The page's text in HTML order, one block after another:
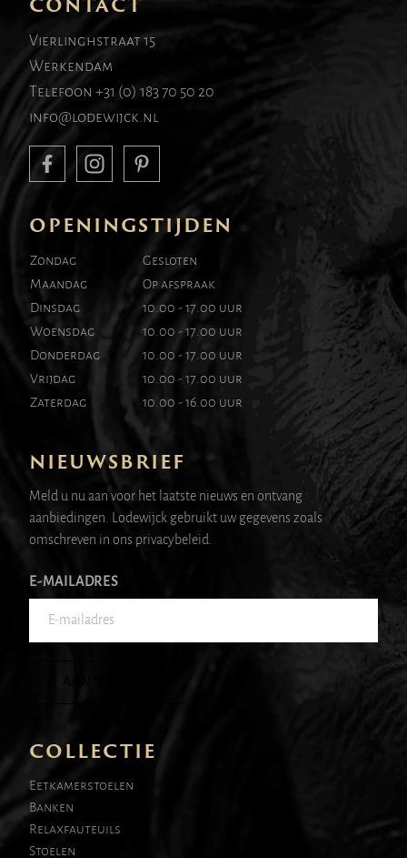
Vierlinghstraat 15
Werkendam
Telefoon +31 (0) 183 70 50 20
info@lodewijck.nl
OPENINGSTIJDEN
Zondag
Gesloten
Maandag
Op afspraak
Dinsdag
10.00 - 17.00 uur
Woensdag
10.00 - 17.00 uur
Donderdag
10.00 - 17.00 uur
Vrijdag
10.00 - 17.00 uur
Zaterdag
10.00 - 16.00 uur
NIEUWSBRIEF
Meld u nu aan voor het laatste nieuws en ontvang
aanbiedingen. Lodewijck gebruikt uw gegevens zoals
omschreven in ons privacybeleid.
E-MAILADRES
COLLECTIE
Eetkamerstoelen
Banken
Relaxfauteuils
Stoelen